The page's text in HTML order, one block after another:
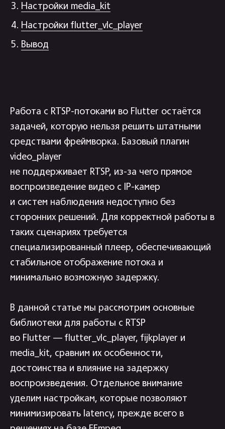
Настройки media_kit
Настройки flutter_vlc_player
Вывод
Работа с RTSP-потоками во Flutter остаётся
задачей, которую нельзя решить штатными
средствами фреймворка. Базовый плагин
video_player
не поддерживает RTSP, из-за чего прямое
воспроизведение видео с IP-камер
и систем наблюдения недоступно без
сторонних решений. Для корректной работы в
таких сценариях требуется
специализированный плеер, обеспечивающий
стабильное отображение потока и
минимально возможную задержку.
В данной статье мы рассмотрим основные
библиотеки для работы с RTSP
во Flutter — flutter_vlc_player, fijkplayer и
media_kit, сравним их особенности,
достоинства и влияние на задержку
воспроизведения. Отдельное внимание
уделим настройкам, которые позволяют
минимизировать latency, прежде всего в